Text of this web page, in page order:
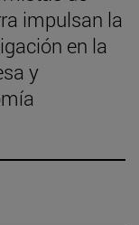
impulsan la
en la
y